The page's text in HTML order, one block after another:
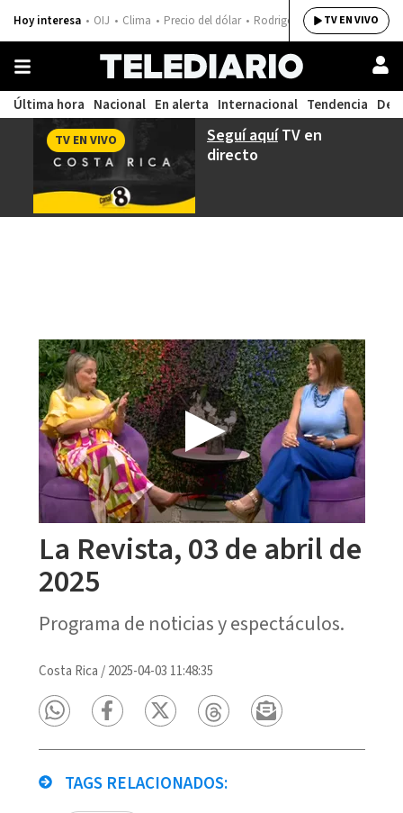
Hoy interesa OIJ Clima Precio del dólar Rodrigo ChavesTV EN VIVO
Última hora Nacional En alerta Internacional Tendencia
Seguí aquíTV en
directo
TV EN VIVO
La Revista, 03 de abril de
2025
Programa de noticias y espectáculos.
Costa Rica /2025-04-03 11:48:35
TAGS RELACIONADOS: